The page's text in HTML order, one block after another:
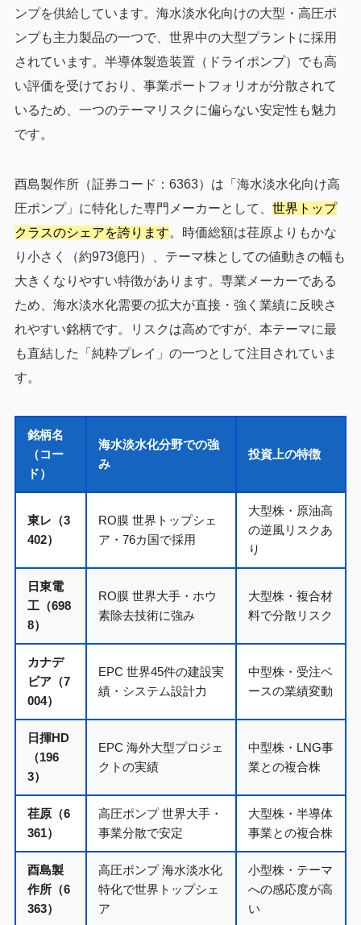
ンプを供給しています。海水淡水化向けの大型・高圧ポ
ンプも主力製品の一つで、世界中の大型プラントに採用
されています。半導体製造装置（ドライポンプ）でも高
い評価を受けており、事業ポートフォリオが分散されて
いるため、一つのテーマリスクに偏らない安定性も魅力
です。
酉島製作所（証券コード：6363）は「海水淡水化向け高
圧ポンプ」に特化した専門メーカーとして、 世界トップ
クラスのシェアを誇ります。時価総額は荏原よりもかな
り小さく（約973億円）、テーマ株としての値動きの幅も
大きくなりやすい特徴があります。専業メーカーである
ため、海水淡水化需要の拡大が直接・強く業績に反映さ
れやすい銘柄です。リスクは高めですが、本テーマに最
も直結した「純粋プレイ」の一つとして注目されていま
す。
銘柄名
（コー
ド）
海水淡水化分野での強
み
投資上の特徴
東レ（3
402）
RO膜 世界トップシェ
ア・76カ国で採用
大型株・原油高
の逆風リスクあ
り
日東電
工（698
8）
RO膜 世界大手・ホウ
素除去技術に強み
大型株・複合材
料で分散リスク
カナデ
ビア（7
004）
EPC 世界45件の建設実
績・システム設計力
中型株・受注ベ
ースの業績変動
日揮HD
（196
3）
EPC 海外大型プロジェ
クトの実績
中型株・LNG事
業との複合株
荏原（6
361）
高圧ポンプ 世界大手・
事業分散で安定
大型株・半導体
事業との複合株
酉島製
作所（6
363）
高圧ポンプ 海水淡水化
特化で世界トップシェ
ア
小型株・テーマ
への感応度が高
い